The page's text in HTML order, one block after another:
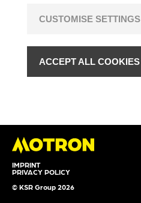
IMPRINT
PRIVACY POLICY
© KSR Group 2026
CUSTOMISE SETTINGS
ACCEPT ALL COOKIES